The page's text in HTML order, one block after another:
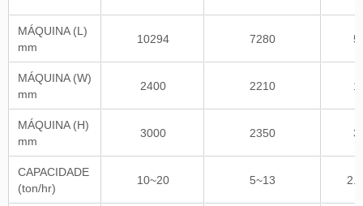
MÁQUINA (L)
mm
10294 7280
MÁQUINA (W)
mm
2400 2210
MÁQUINA (H)
mm
3000 2350
CAPACIDADE
(ton/hr)
10~20 5~13